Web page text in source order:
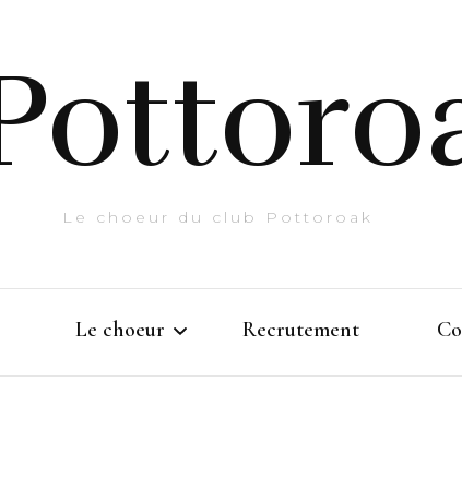
Le choeur du club Pottoroak
Le choeur Recrutement